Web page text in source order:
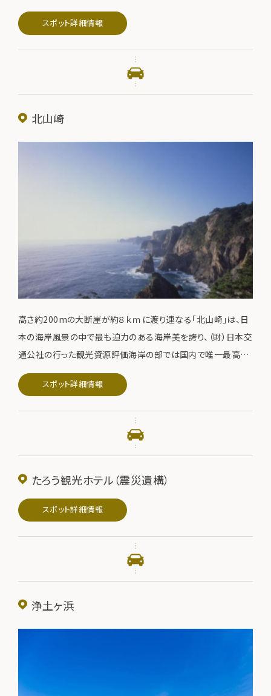
た、奥から湧き出る清水が数箇所にわたって地底湖を形成して
おり、中でも第3地底湖は水深98ｍで、世界有数の透明度を誇
ーの湖水は洞内の無数の鍾乳石とともに幻想的な世界へいざ
スポット詳細情報
北山崎
高さ約200mの大断崖が約８ｋｍに渡り連なる「北山崎」は、日
本の海岸風景の中で最も迫力のある海岸美を誇り、（財）日本交
通公社の行った観光資源評価海岸の部では国内で唯一最高評
価の「特Ａ級」に認定された名実ともに日本一の海岸美です。一
生のうちに一度は訪れたい観光地として、多くの観光客が訪れ
スポット詳細情報
たろう観光ホテル（震災遺構）
スポット詳細情報
浄土ヶ浜